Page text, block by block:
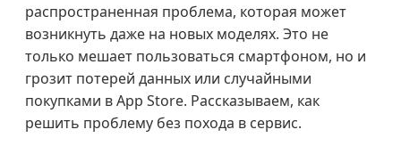
распространенная проблема, которая может
возникнуть даже на новых моделях. Это не
только мешает пользоваться смартфоном, но и
грозит потерей данных или случайными
покупками в App Store. Рассказываем, как
решить проблему без похода в сервис.